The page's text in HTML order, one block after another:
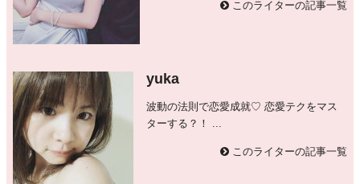
このライターの記事一覧
yuka
波動の法則で恋愛成就♡ 恋愛テクをマス
ターする？！ ...
このライターの記事一覧